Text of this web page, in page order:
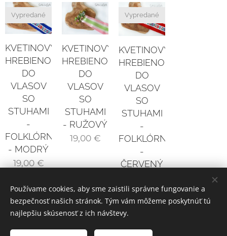
KVETINOVÝ
HREBIENOK
DO
VLASOV
SO
STUHAMI
-
FOLKLÓRNY
- MODRÝ
Vypredané
19,00€
KVETINOVÝ
HREBIENOK
DO
VLASOV
SO
STUHAMI
- RUŽOVÝ
19,00€
KVETINOVÝ
HREBIENOK
DO
VLASOV
SO
STUHAMI
-
FOLKLÓRNY
-
ČERVENÝ
Vypredané
Používame cookies, aby sme zaistili správne fungovanie a
bezpečnosť našich stránok. Tým vám môžeme poskytnúť tú
najlepšiu skúsenosť z ich návštevy.